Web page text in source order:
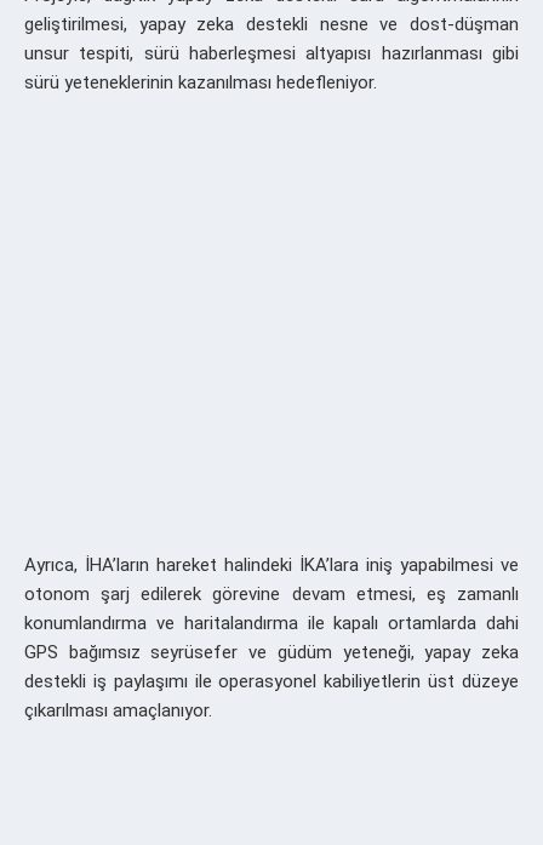
geliştirilmesi, yapay zeka destekli nesne ve dost-düşman
unsur tespiti, sürü haberleşmesi altyapısı hazırlanması gibi
sürü yeteneklerinin kazanılması hedefleniyor.
Ayrıca, İHA’ların hareket halindeki İKA’lara iniş yapabilmesi ve
otonom şarj edilerek görevine devam etmesi, eş zamanlı
konumlandırma ve haritalandırma ile kapalı ortamlarda dahi
GPS bağımsız seyrüsefer ve güdüm yeteneği, yapay zeka
destekli iş paylaşımı ile operasyonel kabiliyetlerin üst düzeye
çıkarılması amaçlanıyor.